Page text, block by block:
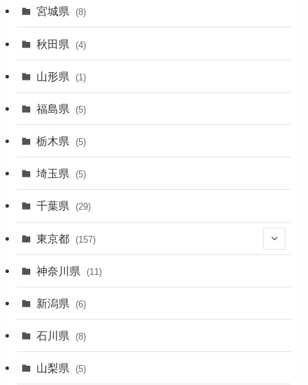
(2)
(1)
(1)
(3)
宮城県 (8)
秋田県 (4)
山形県 (1)
福島県 (5)
栃木県 (5)
埼玉県 (5)
千葉県 (29)
東京都 (157)
(36)
(11)
(31)
神奈川県 (11)
新潟県 (6)
石川県 (8)
山梨県 (5)